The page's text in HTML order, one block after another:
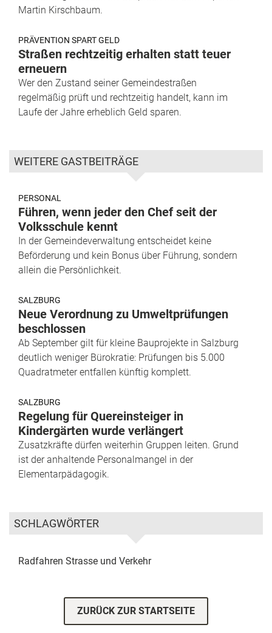
Martin Kirschbaum.
PRÄVENTION SPART GELD
Straßen rechtzeitig erhalten statt teuer
erneuern
Wer den Zustand seiner Gemeindestraßen
regelmäßig prüft und rechtzeitig handelt, kann im
Laufe der Jahre erheblich Geld sparen.
WEITERE GASTBEITRÄGE
PERSONAL
Führen, wenn jeder den Chef seit der
Volksschule kennt
In der Gemeindeverwaltung entscheidet keine
Beförderung und kein Bonus über Führung, sondern
allein die Persönlichkeit.
SALZBURG
Neue Verordnung zu Umweltprüfungen
beschlossen
Ab September gilt für kleine Bauprojekte in Salzburg
deutlich weniger Bürokratie: Prüfungen bis 5.000
Quadratmeter entfallen künftig komplett.
SALZBURG
Regelung für Quereinsteiger in
Kindergärten wurde verlängert
Zusatzkräfte dürfen weiterhin Gruppen leiten. Grund
ist der anhaltende Personalmangel in der
Elementarpädagogik.
SCHLAGWÖRTER
Radfahren Strasse und Verkehr
ZURÜCK ZUR STARTSEITE